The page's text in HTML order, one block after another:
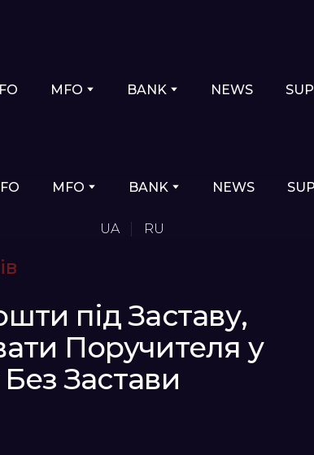
MFO BANK NEWS
MFO BANK NEWS
UA RU
під Заставу,
Поручителя у
Застави